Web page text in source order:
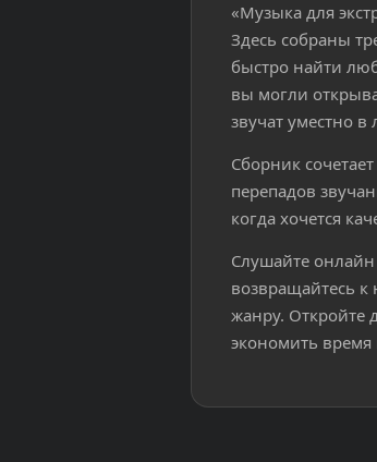
«Музыка для
Здесь собраны
быстро найти
вы могли
звучат уместно
Сборник
перепадов
когда хочется
Слушайте
возвращайтесь
жанру. Откройте
экономить время